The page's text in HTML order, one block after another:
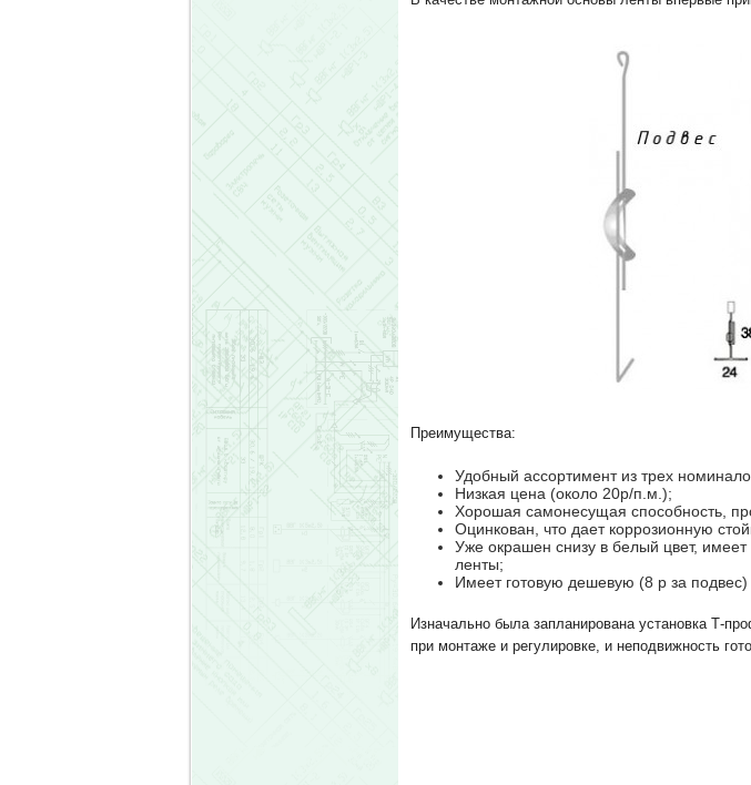
Преимущества:
Удобный ассортимент из трех
Низкая цена (около 20р/п.м.);
Хорошая самонесущая способность,
Оцинкован, что дает коррозионную
Уже окрашен снизу в белый цвет,
ленты;
Имеет готовую дешевую (8 р за
Изначально была запланирована установка Т-
при монтаже и регулировке, и неподвижность